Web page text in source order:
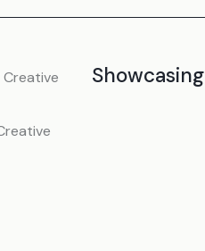
Creative Showcasing